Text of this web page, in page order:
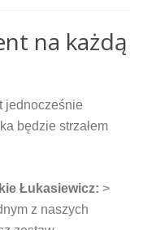
na każdą
jednocześnie
będzie strzałem
Łukasiewicz: >
z naszych